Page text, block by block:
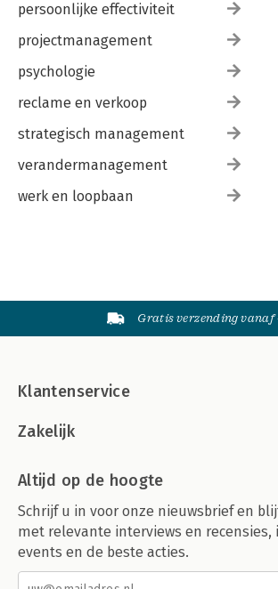
persoonlijke effectiviteit
projectmanagement
psychologie
reclame en verkoop
strategisch management
verandermanagement
werk en loopbaan
Gratis verzending vanaf
Klantenservice
Zakelijk
Altijd op de hoogte
Schrijf u in voor onze nieuwsbrief en
met relevante interviews en recensies,
events en de beste acties.